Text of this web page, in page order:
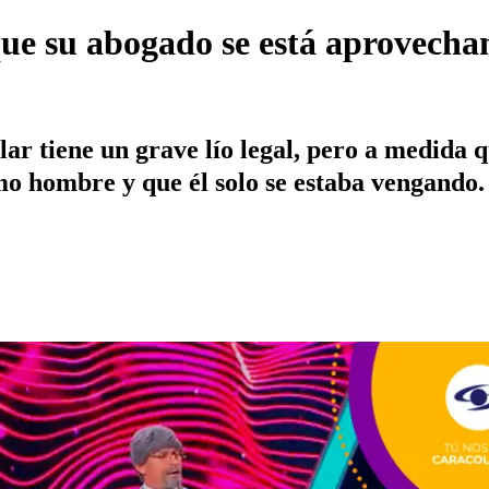
su abogado se está
tiene un grave lío legal, pero a medida
hombre y que él solo se estaba vengando.